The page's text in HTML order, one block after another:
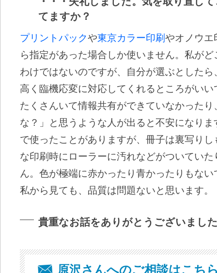
てますか？
プリントパックや東京カラー印刷やオノウエ
ら指定があった場合しか使いません。私が
わけではないのですが、自分が選ぶとした
高く臨機応変に対応してくれるところがい
たくさんいて情報共有ができていなかった
な？」と思うような人が出ると不安になり
で使ったことがありますが、冊子は裏写り
な印刷時にローラーに汚れなどがついてい
ん。色が極端に赤かったり青かったりもな
私から見ても、品質は問題ないと思います。
貴重なお話をありがとうございまし
原沢さんへのご相談はこち